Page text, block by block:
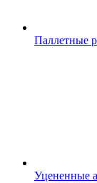
Паллетные
Уцененные